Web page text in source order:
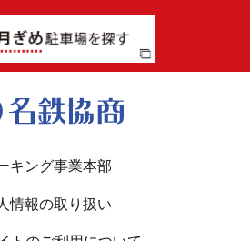
キング事業本部
情報の取り扱い